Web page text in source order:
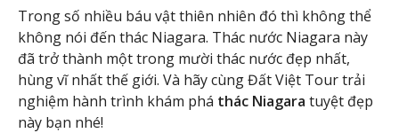
Trong số nhiều báu vật thiên nhiên đó thì không thể
không nói đến thác Niagara. Thác nước Niagara này
đã trở thành một trong mười thác nước đẹp nhất,
hùng vĩ nhất thế giới. Và hãy cùng Đất Việt Tour trải
nghiệm hành trình khám phá thác Niagara tuyệt đẹp
này bạn nhé!